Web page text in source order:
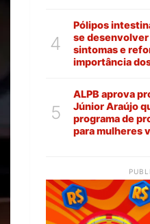
4
Pólipos
se desenvolver
sintomas e
importância
5
ALPB aprova
Júnior Araújo
programa de
para mulheres